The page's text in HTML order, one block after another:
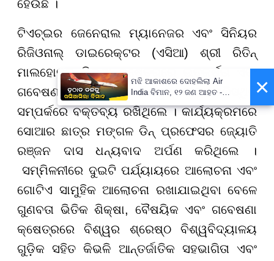
ହେଉଛି ।
ଟିଏଚ୍ଇର ଜେନେରାଲ ମ୍ୟାନେଜର ଏବଂ ସିନିୟର
ରିଜିଓନାଲ୍ ଡାଇରେକ୍ଟର (ଏସିଆ) ଶ୍ରୀ ରିତିନ୍
ମାଲହୋତ୍ରା ଶିକ୍ଷା କ୍ଷେତ୍ରରେ ଉତ୍କର୍ଷତା ଏବଂ
ଗବେଷଣା ମାପଦଣ୍ଡର ବିଶ୍ୱସ୍ତରୀୟ ପରିସ୍ଥିତି
ସମ୍ପର୍କରେ ବକ୍ତବ୍ୟ ରଖିଥିଲେ । କାର୍ଯ୍ୟକ୍ରମରେ
ସୋଆର ଛାତ୍ର ମଙ୍ଗଳ ଡିନ୍ ପ୍ରଫେସର ଜ୍ୟୋତି
ରଞ୍ଜନ ଦାସ ଧନ୍ୟବାଦ ଅର୍ପଣ କରିଥିଲେ ।
ସମ୍ମିଳନୀରେ ଦୁଇଟି ପର୍ଯ୍ୟାୟରେ ଆଲୋଚନା ଏବଂ
ଗୋଟିଏ ସାମୁହିକ ଆଲୋଚନା ରଖାଯାଇଥିବା ବେଳେ
ଗୁଣବତା ଭିତିକ ଶିକ୍ଷା, ବୈଷୟିକ ଏବଂ ଗବେଷଣା
କ୍ଷେତ୍ରରେ ବିଶ୍ୱର ଶ୍ରେଷ୍ଠ ବିଶ୍ୱବିଦ୍ୟାଳୟ
ଗୁଡ଼ିକ ସହିତ କିଭଳି ଆନ୍ତର୍ଜାତିକ ସହଭାଗିତା ଏବଂ
×
ମଝି ଆକାଶରେ ଦୋହଲିଲା Air
India ବିମାନ, ୧୨ ଜଣ ଆହତ -